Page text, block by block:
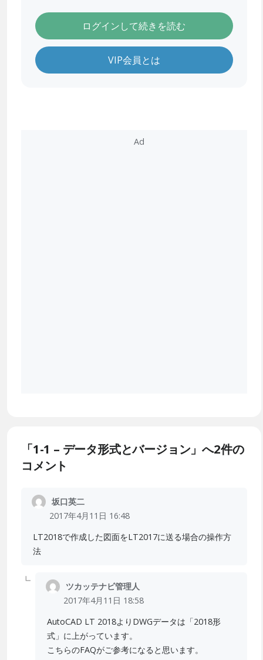
ログインして続きを読む
VIP会員とは
「1-1 – データ形式とバージョン」へ2件の
コメント
坂口英二
2017年4月11日 16:48
LT2018で作成した図面をLT2017に送る場合の操作方
法
ツカッテナビ管理人
2017年4月11日 18:58
AutoCAD LT 2018よりDWGデータは「2018形
式」に上がっています。
こちらのFAQがご参考になると思います。